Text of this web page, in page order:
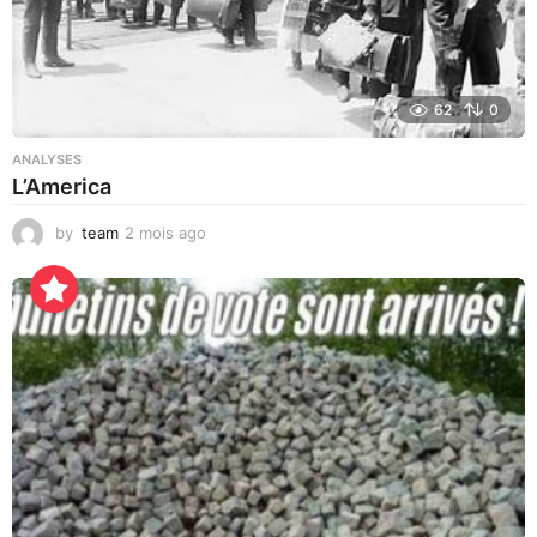
62 0
ANALYSES
L’America
by team 2 mois ago
u
r
s
a
g
o